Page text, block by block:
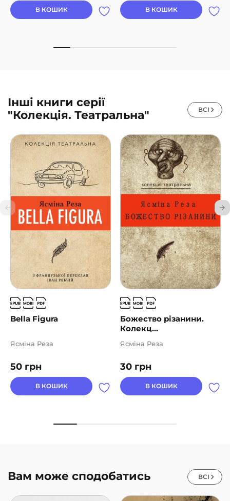
В КОШИК В КОШИК
Інші книги серії
"Колекція. Театральна"
ВСІ
Bella Figura
50 грн
Ясміна Реза
В КОШИК
Божество різанини.
Колекц...
30 грн
Ясміна Реза
В КОШИК
Вам може сподобатись ВСІ